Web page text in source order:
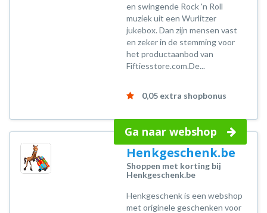
en swingende Rock 'n Roll
muziek uit een Wurlitzer
jukebox. Dan zijn mensen vast
en zeker in de stemming voor
het productaanbod van
Fiftiesstore.com.De...
0,05 extra shopbonus
Ga naar webshop
Henkgeschenk.be
Shoppen met korting bij
Henkgeschenk.be
Henkgeschenk is een webshop
met originele geschenken voor